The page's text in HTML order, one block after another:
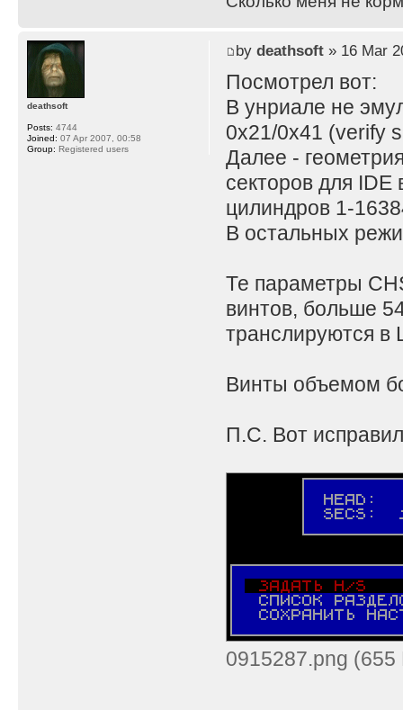
by deathsoft» 16 Mar
Посмотрел вот:
В унриале не
0x21/0x41 (verify
Далее -
секторов для IDE
цилиндров 1-
В остальных
Те параметры
винтов, больше
транслируются в
Винты объемом
П.С. Вот
0915287.png
deathsoft
Posts: 4744
Joined: 07 Apr 2007, 00:58
Group: Registered users